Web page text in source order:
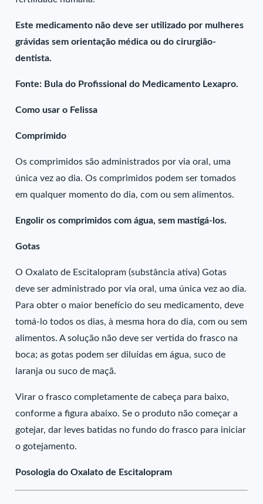
Este medicamento não deve ser utilizado por mulheres
grávidas sem orientação médica ou do cirurgião-
dentista.
Fonte: Bula do Profissional do Medicamento Lexapro.
Como usar o Felissa
Comprimido
Os comprimidos são administrados por via oral, uma
única vez ao dia. Os comprimidos podem ser tomados
em qualquer momento do dia, com ou sem alimentos.
Engolir os comprimidos com água, sem mastigá-los.
Gotas
O Oxalato de Escitalopram (substância ativa) Gotas
deve ser administrado por via oral, uma única vez ao dia.
Para obter o maior benefício do seu medicamento, deve
tomá-lo todos os dias, à mesma hora do dia, com ou sem
alimentos. A solução não deve ser vertida do frasco na
boca; as gotas podem ser diluídas em água, suco de
laranja ou suco de maçã.
Virar o frasco completamente de cabeça para baixo,
conforme a figura abaixo. Se o produto não começar a
gotejar, dar leves batidas no fundo do frasco para iniciar
o gotejamento.
Posologia do Oxalato de Escitalopram